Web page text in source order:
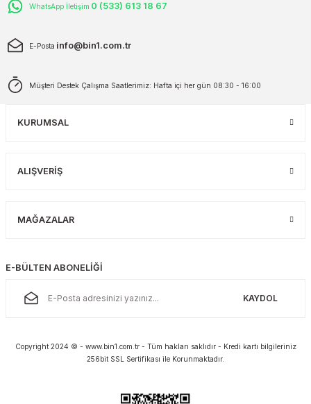
WhatsApp İletişim 0 (533) 613 18 67
E-Posta info@bin1.com.tr
Müşteri Destek Çalışma Saatlerimiz: Hafta içi her gün 08:30 - 16:00
KURUMSAL
ALIŞVERİŞ
MAĞAZALAR
E-BÜLTEN ABONELİĞİ
KAYDOL
Copyright 2024 © - www.bin1.com.tr - Tüm hakları saklıdır - Kredi kartı bilgileriniz
256bit SSL Sertifikası ile Korunmaktadır.